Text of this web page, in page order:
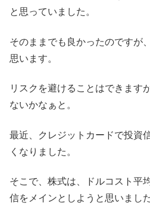
と思っていました。
そのままでも良かったのですが
思います。
リスクを避けることはできます
ないかなぁと。
最近、クレジットカードで投資
くなりました。
そこで、株式は、ドルコスト平
信をメインとしようと思いました